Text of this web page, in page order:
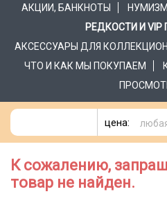
АКЦИИ, БАНКНОТЫ
РЕДКОСТИ И
АКСЕССУАРЫ ДЛЯ
ЧТО И КАК МЫ ПОКУПАЕМ
цена:
К сожалению,
товар не найден.